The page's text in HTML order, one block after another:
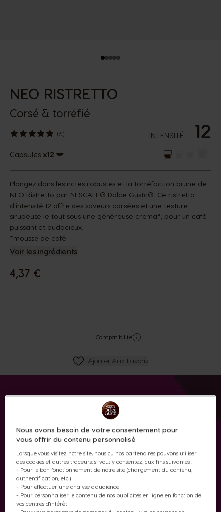
NEO RISTRETTO
Corsé & torréfié
INTENSITÉ 12
(6)
Capsules:x12
Plongez dans les notes robustes et la torréfaction brune de
NEO Ristretto par NESCAFE® Dolce Gusto®. Ce ristretto
d'intensité 12 offre des saveurs corsées et une texture
sirupeuse le tout sous une généreuse crema*, pour un café
puissant et audacieux.
*mousse de café.
Voir les ingrédients
4,37 €
Compatibilité
Ajouter Aux Favoris
Ajouter Aux Favoris
Nous avons besoin de votre consentement pour
vous offrir du contenu personnalisé
Lorsque vous visitez notre site, nous ou nos partenaires pouvons utiliser
des cookies et autres traceurs, si vous y consentez, aux fins suivantes :
- Pour le bon fonctionnement de notre site (chargement du contenu,
authentification, etc.)
- Pour effectuer une analyse d'audience
- Pour personnaliser le contenu de nos publicités en ligne en fonction de
vos centres d'intérêt